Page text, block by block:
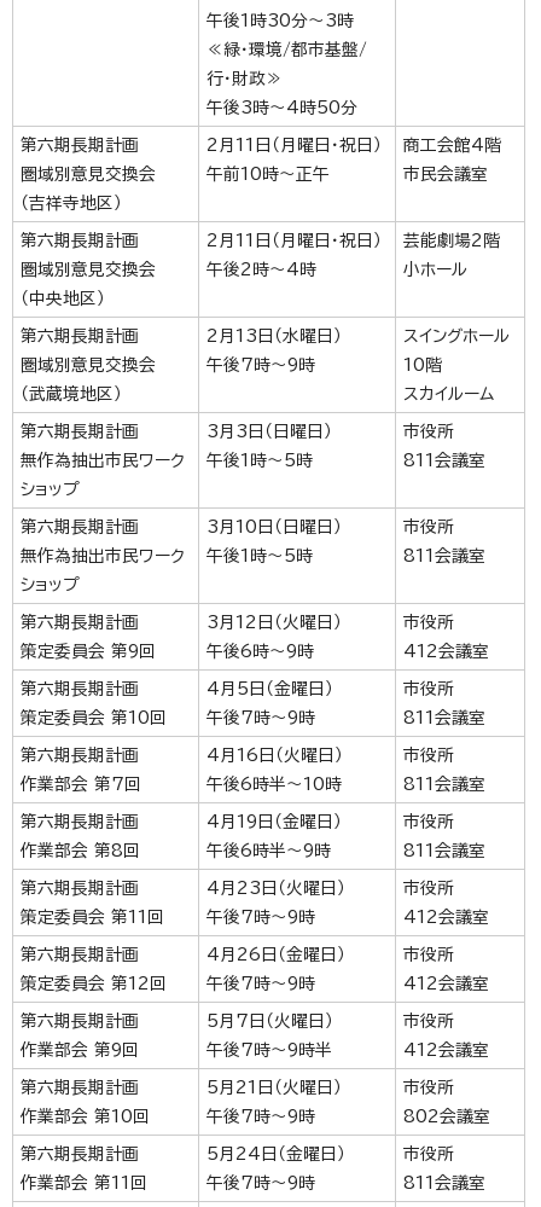
午後1時30分～3時
≪緑・環境/都市基盤/
行・財政≫
午後3時～4時50分
第六期長期計画
圏域別意見交換会
（吉祥寺地区）
2月11日（月曜日・祝日）
午前10時～正午
商工会館4階
市民会議室
第六期長期計画
圏域別意見交換会
（中央地区）
2月11日（月曜日・祝日）
午後2時～4時
芸能劇場2階
小ホール
第六期長期計画
圏域別意見交換会
（武蔵境地区）
2月13日（水曜日）
午後7時～9時
スイングホール
10階
スカイルーム
第六期長期計画
無作為抽出市民ワーク
ショップ
3月3日（日曜日）
午後1時～5時
市役所
811会議室
第六期長期計画
無作為抽出市民ワーク
ショップ
3月10日（日曜日）
午後1時～5時
市役所
811会議室
第六期長期計画
策定委員会 第9回
3月12日（火曜日）
午後6時～9時
市役所
412会議室
第六期長期計画
策定委員会 第10回
4月5日（金曜日）
午後7時～9時
市役所
811会議室
第六期長期計画
作業部会 第7回
4月16日（火曜日）
午後6時半～10時
市役所
811会議室
第六期長期計画
作業部会 第8回
4月19日（金曜日）
午後6時半～9時
市役所
811会議室
第六期長期計画
策定委員会 第11回
4月23日（火曜日）
午後7時～9時
市役所
412会議室
第六期長期計画
策定委員会 第12回
4月26日（金曜日）
午後7時～9時
市役所
412会議室
第六期長期計画
作業部会 第9回
5月7日（火曜日）
午後7時～9時半
市役所
412会議室
第六期長期計画
作業部会 第10回
5月21日（火曜日）
午後7時～9時
市役所
802会議室
第六期長期計画
作業部会 第11回
5月24日（金曜日）
午後7時～9時
市役所
811会議室